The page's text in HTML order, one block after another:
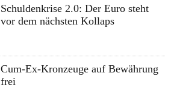
Schuldenkrise 2.0: Der Euro steht
vor dem nächsten Kollaps
Cum-Ex-Kronzeuge auf Bewährung
frei